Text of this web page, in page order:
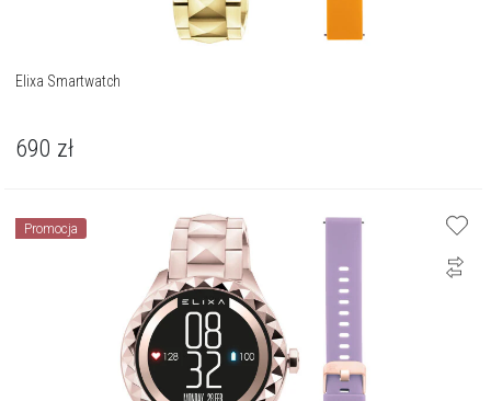
Elixa Smartwatch
690 zł
Promocja